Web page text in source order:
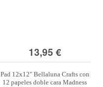
13,95 €
Pad 12x12" Bellaluna Crafts con
12 papeles doble cara Madness